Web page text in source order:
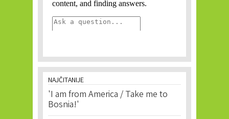
NAJČITANIJE
'I am from America / Take me to
Bosnia!'